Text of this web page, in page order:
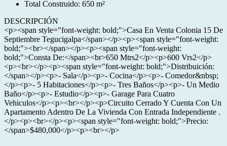
Total Construido: 650 m²
DESCRIPCIÓN
<p><span style="font-weight: bold;">Casa En Venta Colonia 15 De
Septiembre Tegucigalpa</span></p><p><span style="font-weight:
bold;"><br></span></p><p><span style="font-weight:
bold;">Consta De:</span><br>650 Mtrs2</p><p>600 Vrs2</p>
<p><br></p><p><span style="font-weight: bold;">Distribuición:
</span></p><p>- Sala</p><p>- Cocina</p><p>- Comedor&nbsp;
</p><p>- 5 Habitaciones</p><p>- Tres Baños</p><p>- Un Medio
Baño</p><p>- Estudio</p><p>- Garage Para Cuatro
Vehiculos</p><p><br></p><p>Circuito Cerrado Y Cuenta Con Un
Apartamento Adentro De La Vivienda Con Entrada Independiente .
</p><p><br></p><p><span style="font-weight: bold;">Precio:
</span>$480,000</p><p><br></p>